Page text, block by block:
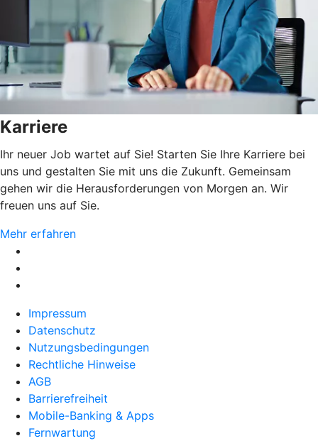
Karriere
Ihr neuer Job wartet auf Sie! Starten Sie Ihre Karriere bei
uns und gestalten Sie mit uns die Zukunft. Gemeinsam
gehen wir die Herausforderungen von Morgen an. Wir
freuen uns auf Sie.
Mehr erfahren
Impressum
Datenschutz
Nutzungsbedingungen
Rechtliche Hinweise
AGB
Barrierefreiheit
Mobile-Banking & Apps
Fernwartung